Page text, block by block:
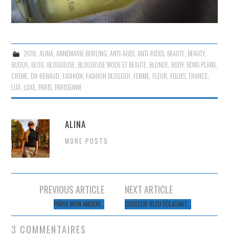
2018, ALINA, ANNEMARIE BORLING, ANTI-AGES, ANTI-RIDES, BEAUTE, BEAUTY,
BIJOUX, BLOG, BLOGUEUSE, BLOGUEUSE MODE ET BEAUTE, BLONDE, BODY, BONS PLANS,
CREME, DR RENAUD, FASHION, FASHION BLOGGER, FEMME, FLEUR, FOLIES, FRANCE,
LUX, LUXE, PARIS, PARISIENNE
ALINA
MORE POSTS
Navigation
articles
PREVIOUS ARTICLE
PARIS MON AMOUR…
NEXT ARTICLE
COULEUR BLEU ÉCLATANT…
3 COMMENTAIRES